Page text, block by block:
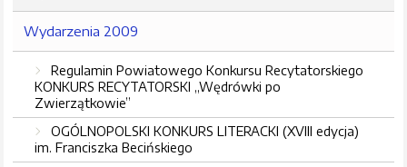
Wydarzenia 2009
Regulamin Powiatowego Konkursu Recytatorskiego
KONKURS RECYTATORSKI „Wędrówki po
Zwierzątkowie”
OGÓLNOPOLSKI KONKURS LITERACKI (XVIII edycja)
im. Franciszka Becińskiego